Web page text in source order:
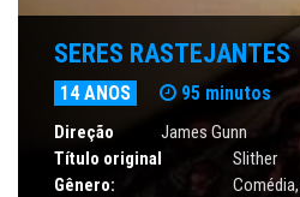
SERES RASTEJANTES
14 ANOS 95 minutos
Direção
James Gunn
Título original
Slither
Gênero:
Comédia,